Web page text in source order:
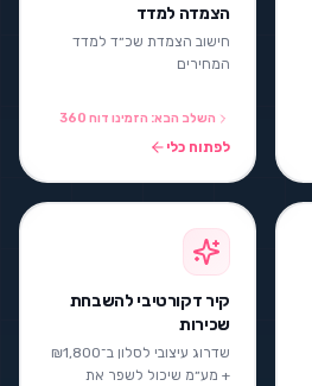
הצמדה למדד
חישוב הצמדת שכ״ד למדד
המחירים
השלב הבא: הזמינו דוח 360
לפתוח כלי
קיר דקורטיבי להשבחת
שכירות
שדרוג עיצובי לסלון ב־₪1,800
+ מע״מ שיכול לשפר את